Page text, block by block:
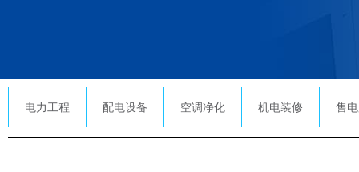
电力工程 配电设备 空调净化 机电装修 售